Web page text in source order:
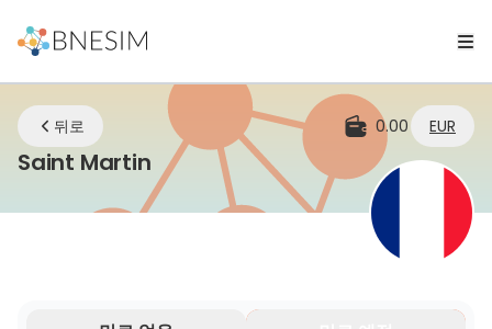
뒤로 0.00 EUR
Saint MartineSIM | 어디에 있든 연결 유지